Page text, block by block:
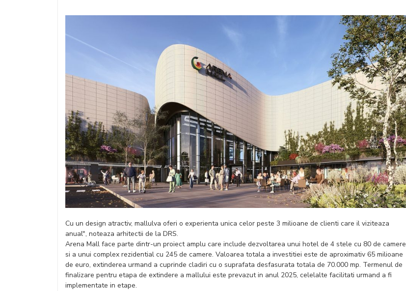
Cu un design atractiv, mallulva oferi o experienta unica celor peste 3 milioane de clienti care il viziteaza
anual", noteaza arhitectii de la DRS.
Arena Mall face parte dintr-un proiect amplu care include dezvoltarea unui hotel de 4 stele cu 80 de camere
si a unui complex rezidential cu 245 de camere. Valoarea totala a investitiei este de aproximativ 65 milioane
de euro, extinderea urmand a cuprinde cladiri cu o suprafata desfasurata totala de 70.000 mp. Termenul de
finalizare pentru etapa de extindere a mallului este prevazut in anul 2025, celelalte facilitati urmand a fi
implementate in etape.